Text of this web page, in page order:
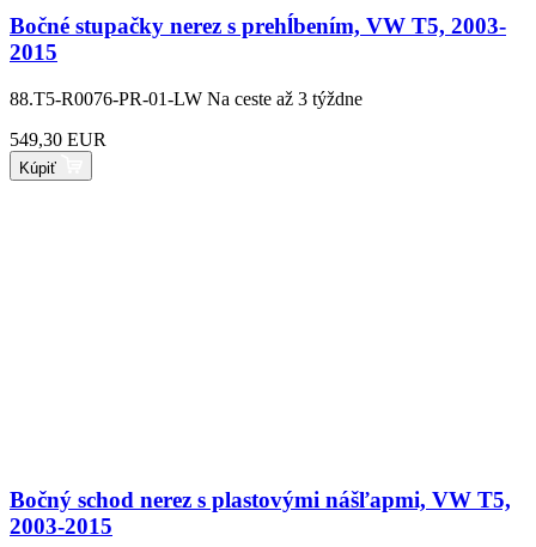
Bočné stupačky nerez s prehĺbením, VW T5, 2003-
2015
88.T5-R0076-PR-01-LW Na ceste až 3 týždne
549,30 EUR
Kúpiť
Bočný schod nerez s plastovými nášľapmi, VW T5,
2003-2015